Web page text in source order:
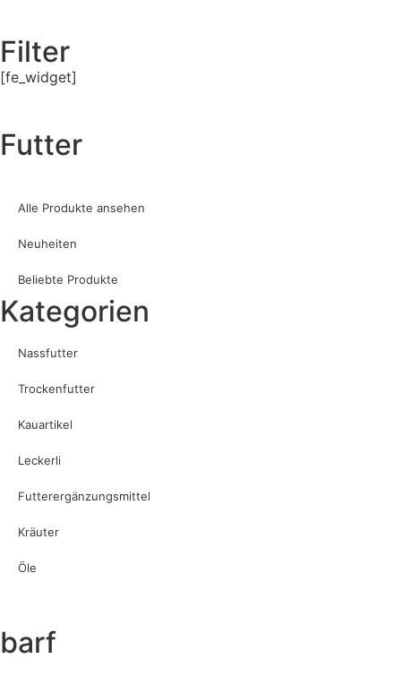
Filter
[fe_widget]
Futter
Alle Produkte ansehen
Neuheiten
Beliebte Produkte
Kategorien
Nassfutter
Trockenfutter
Kauartikel
Leckerli
Futterergänzungsmittel
Kräuter
Öle
barf